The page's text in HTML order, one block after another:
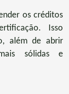
os créditos
Isso
além de abrir
sólidas e